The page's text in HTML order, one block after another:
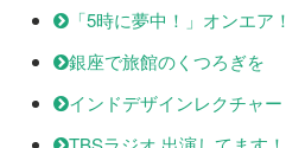
「5時に夢中！」オンエア！
銀座で旅館のくつろぎを
インドデザインレクチャー